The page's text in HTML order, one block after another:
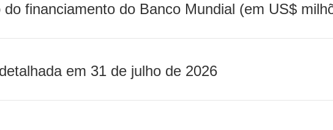
financiamento do Banco Mundial (em US$
em 31 de julho de 2026